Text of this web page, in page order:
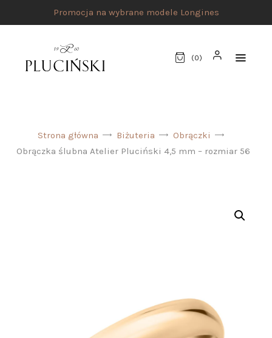
Promocja na wybrane modele Longines
(0)
UMÓW SPOTKANIE
Strona główna Biżuteria
Obrączki
Obrączka ślubna Atelier Pluciński 4,5 mm – rozmiar 56